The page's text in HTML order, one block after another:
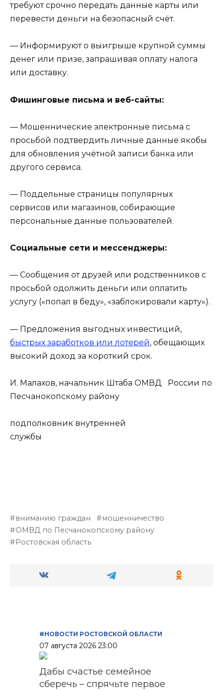
требуют срочно передать данные карты или
перевести деньги на безопасный счёт.
— Информируют о выигрыше крупной суммы
денег или призе, запрашивая оплату налога
или доставку.
Фишинговые письма и веб-сайты:
— Мошеннические электронные письма с
просьбой подтвердить личные данные якобы
для обновления учётной записи банка или
другого сервиса.
— Поддельные страницы популярных
сервисов или магазинов, собирающие
персональные данные пользователей.
Социальные сети и мессенджеры:
— Сообщения от друзей или родственников с
просьбой одолжить деньги или оплатить
услугу («попал в беду», «заблокировали карту»).
— Предложения выгодных инвестиций,
быстрых заработков или лотерей, обещающих
высокий доход за короткий срок.
И. Малахов, начальник Штаба ОМВД России по
Песчанокопскому району
подполковник внутренней
службы
вниманию граждан
мошенничество
ОМВД по Песчанокопскому району
Ростовская область
#НОВОСТИ РОСТОВСКОЙ ОБЛАСТИ
07 августа 2026 23:00
Дабы счастье семейное
сберечь – спрячьте первое